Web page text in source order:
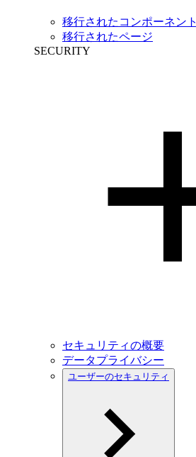
移行されたコンポーネント
移行されたページ
SECURITY
セキュリティの概要
データプライバシー
ユーザーのセキュリティ